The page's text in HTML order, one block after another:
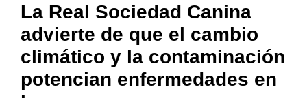
La Real Sociedad Canina
advierte de que el cambio
climático y la contaminación
potencian enfermedades en